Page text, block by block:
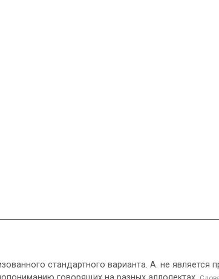
стандартного варианта. А. не является